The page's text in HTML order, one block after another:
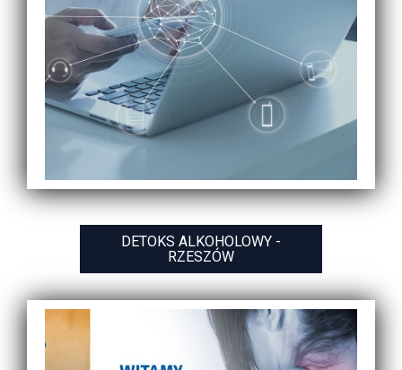
DETOKS ALKOHOLOWY -
RZESZÓW